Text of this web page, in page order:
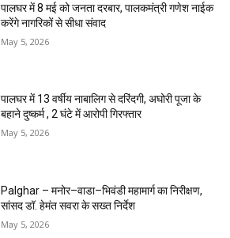
पालघर में 8 मई को जनता दरबार, पालकमंत्री गणेश नाईक
करेंगे नागरिकों से सीधा संवाद
May 5, 2026
पालघर में 13 वर्षीय नाबालिग से दरिंदगी, अघोरी पूजा के
बहाने दुष्कर्म , 2 घंटे में आरोपी गिरफ्तार
May 5, 2026
Palghar – मनोर–वाडा–भिवंडी महामार्ग का निरीक्षण,
सांसद डॉ. हेमंत सवरा के सख्त निर्देश
May 5, 2026